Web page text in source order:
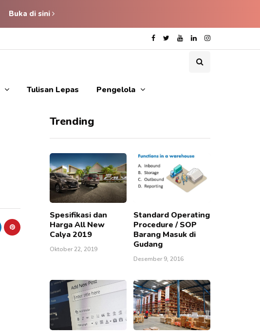
Buka di sini
Tulisan Lepas Pengelola
Trending
Spesifikasi dan
Harga All New
Calya 2019
Oktober 22, 2019
Standard Operating
Procedure / SOP
Barang Masuk di
Gudang
Desember 9, 2016